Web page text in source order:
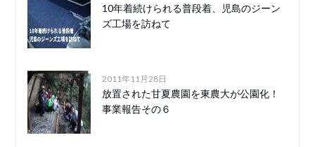
10年着続けられる普段着、児島のジーン
ズ工場を訪ねて
2011年11月28日
放置された甘夏農園を東農大が公園化！
事業報告その６